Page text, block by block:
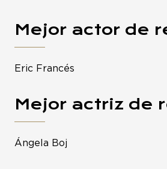
Mejor actor de
Eric Francés
Mejor actriz de
Ángela Boj